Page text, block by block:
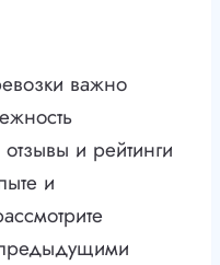
важно
и рейтинги
и
предыдущими